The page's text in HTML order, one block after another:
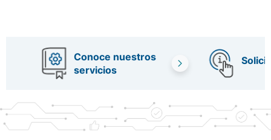
Conoce nuestros
servicios